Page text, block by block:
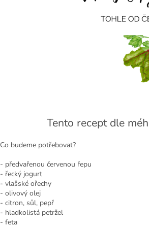
Tento recept dle
Co budeme potřebovat?
- předvařenou červenou řepu
- řecký jogurt
- vlašské ořechy
- olivový olej
- citron, sůl, pepř
- hladkolistá petržel
- feta